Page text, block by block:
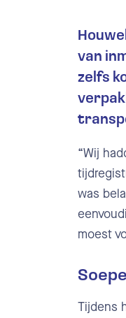
van
zelfs
“Wij
was
moest
Tijdens